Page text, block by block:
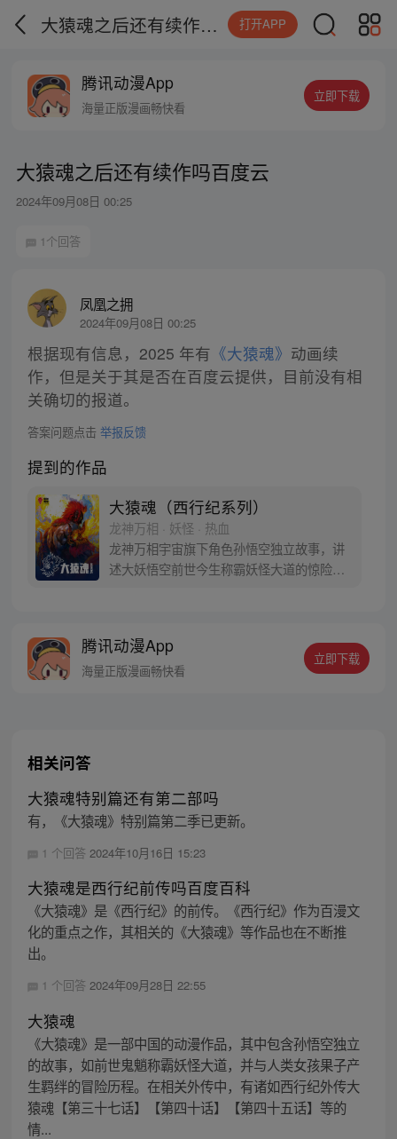
大猿魂之后还有续作吗百度云 打开APP
腾讯动漫App
海量正版漫画畅快看
立即下载
大猿魂之后还有续作吗百度云
2024年09月08日 00:25
1个回答
凤凰之拥
2024年09月08日 00:25
根据现有信息，2025 年有 《大猿魂》 动画续
作，但是关于其是否在百度云提供，目前没有相
关确切的报道。
答案问题点击 举报反馈
提到的作品
大猿魂（西行纪系列）
龙神万相 · 妖怪 · 热血
龙神万相宇宙旗下角色孙悟空独立故事，讲
述大妖悟空前世今生称霸妖怪大道的惊险历
人…六十年后，他再次破石而出，背负着守
护族人的希望和信念打败了妖怪大道的霸
腾讯动漫App
海量正版漫画畅快看
立即下载
相关问答
大猿魂特别篇还有第二部吗
有，《大猿魂》特别篇第二季已更新。
1 个回答 2024年10月16日 15:23
大猿魂是西行纪前传吗百度百科
《大猿魂》是《西行纪》的前传。《西行纪》作为百漫文
化的重点之作，其相关的《大猿魂》等作品也在不断推
出。
1 个回答 2024年09月28日 22:55
大猿魂
《大猿魂》是一部中国的动漫作品，其中包含孙悟空独立
的故事，如前世鬼魈称霸妖怪大道，并与人类女孩果子产
生羁绊的冒险历程。在相关外传中，有诸如西行纪外传大
猿魂【第三十七话】【第四十话】【第四十五话】等的
情...